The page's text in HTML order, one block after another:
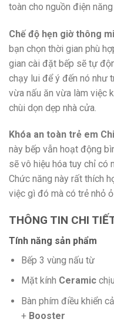
toàn cho nguồn điện
Chế độ hẹn giờ thông
bạn chọn thời gian phù
gian cài đặt bếp sẽ tự
chạy lui để ý đến nó như
vừa nấu ăn vừa làm việc
chùi dọn dẹp nhà cửa.
Khóa an toàn trẻ em
này bếp vẫn hoạt động
sẽ vô hiệu hóa tuy chỉ
Chức năng này rất thích
việc gì đó mà có trẻ nhỏ
THÔNG TIN CHI
Tính năng sản phẩm
Bếp 3 vùng nấu từ
Mặt kính Ceramic
Bàn phím điều khiển
+ Booster